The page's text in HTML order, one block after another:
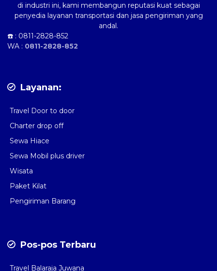
di industri ini, kami membangun reputasi kuat sebagai
penyedia layanan transportasi dan jasa pengiriman yang
andal.
☎️ : 0811-2828-852
WA : 0811-2828-852
Layanan:
Travel Door to door
Charter drop off
Sewa Hiace
Sewa Mobil plus driver
Wisata
Paket Kilat
Pengiriman Barang
Pos-pos Terbaru
Travel Balaraja Juwana